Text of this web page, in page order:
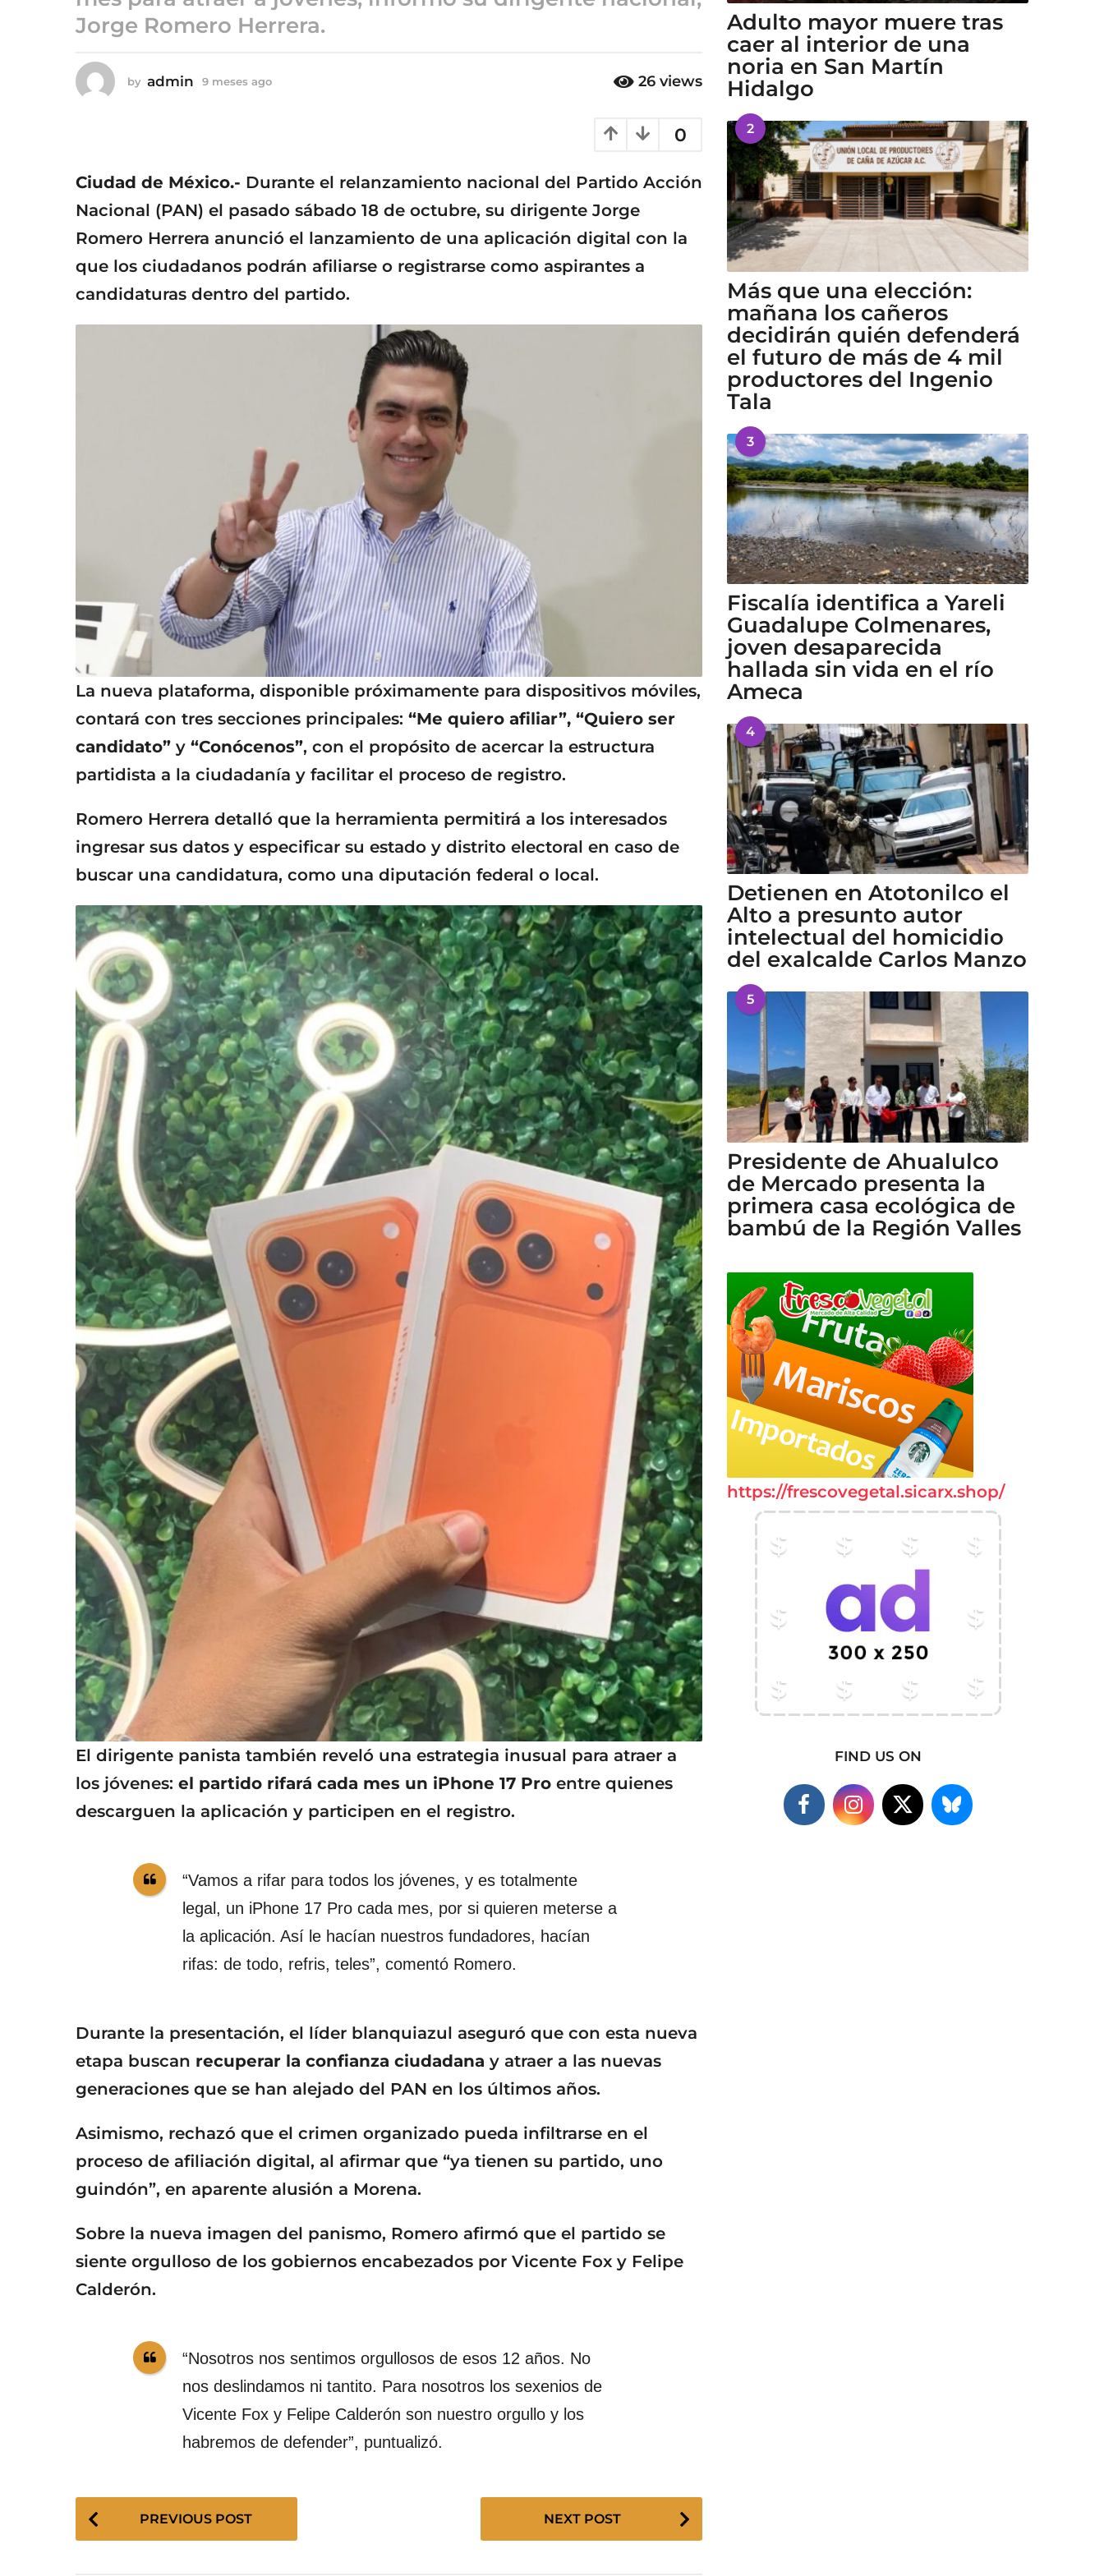
9
m
s
e
Jorge Romero Herrera.
by admin 9 meses ago
g
o
26 views
0
Ciudad de México.- Durante el relanzamiento nacional del Partido Acción
Nacional (PAN) el pasado sábado 18 de octubre, su dirigente Jorge
Romero Herrera anunció el lanzamiento de una aplicación digital con la
que los ciudadanos podrán afiliarse o registrarse como aspirantes a
candidaturas dentro del partido.
La nueva plataforma, disponible próximamente para dispositivos móviles,
contará con tres secciones principales: “Me quiero afiliar”, “Quiero ser
candidato” y “Conócenos”, con el propósito de acercar la estructura
partidista a la ciudadanía y facilitar el proceso de registro.
Romero Herrera detalló que la herramienta permitirá a los interesados
ingresar sus datos y especificar su estado y distrito electoral en caso de
buscar una candidatura, como una diputación federal o local.
El dirigente panista también reveló una estrategia inusual para atraer a
los jóvenes: el partido rifará cada mes un iPhone 17 Pro entre quienes
descarguen la aplicación y participen en el registro.
“Vamos a rifar para todos los jóvenes, y es totalmente
legal, un iPhone 17 Pro cada mes, por si quieren meterse a
la aplicación. Así le hacían nuestros fundadores, hacían
rifas: de todo, refris, teles”, comentó Romero.
Durante la presentación, el líder blanquiazul aseguró que con esta nueva
etapa buscan recuperar la confianza ciudadana y atraer a las nuevas
generaciones que se han alejado del PAN en los últimos años.
Asimismo, rechazó que el crimen organizado pueda infiltrarse en el
proceso de afiliación digital, al afirmar que “ya tienen su partido, uno
guindón”, en aparente alusión a Morena.
Sobre la nueva imagen del panismo, Romero afirmó que el partido se
siente orgulloso de los gobiernos encabezados por Vicente Fox y Felipe
Calderón.
“Nosotros nos sentimos orgullosos de esos 12 años. No
nos deslindamos ni tantito. Para nosotros los sexenios de
Vicente Fox y Felipe Calderón son nuestro orgullo y los
habremos de defender”, puntualizó.
P
PREVIOUS POST NEXT POST
Adulto mayor muere tras
caer al interior de una
noria en San Martín
Hidalgo
2
Más que una elección:
mañana los cañeros
decidirán quién defenderá
el futuro de más de 4 mil
productores del Ingenio
Tala
3
Fiscalía identifica a Yareli
Guadalupe Colmenares,
joven desaparecida
hallada sin vida en el río
Ameca
4
Detienen en Atotonilco el
Alto a presunto autor
intelectual del homicidio
del exalcalde Carlos Manzo
5
Presidente de Ahualulco
de Mercado presenta la
primera casa ecológica de
bambú de la Región Valles
https://frescovegetal.sicarx.shop/
FIND US ON